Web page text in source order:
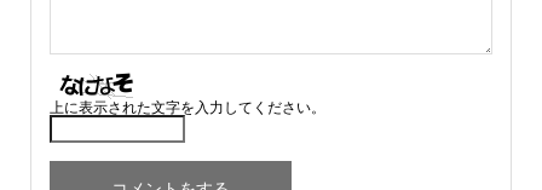
上に表示された文字を入力してください。